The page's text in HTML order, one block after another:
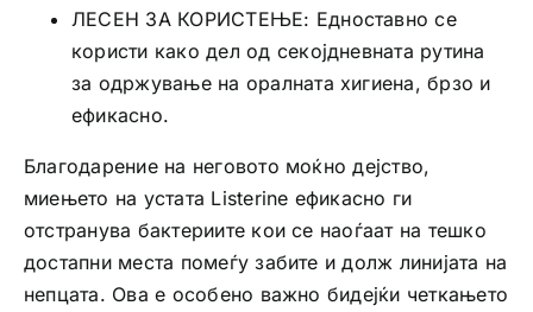
ЛЕСЕН ЗА КОРИСТЕЊЕ: Едноставно се
користи како дел од секојдневната рутина
за одржување на оралната хигиена, брзо и
ефикасно.
Благодарение на неговото моќно дејство,
миењето на устата Listerine ефикасно ги
отстранува бактериите кои се наоѓаат на тешко
достапни места помеѓу забите и долж линијата на
непцата. Ова е особено важно бидејќи четкањето